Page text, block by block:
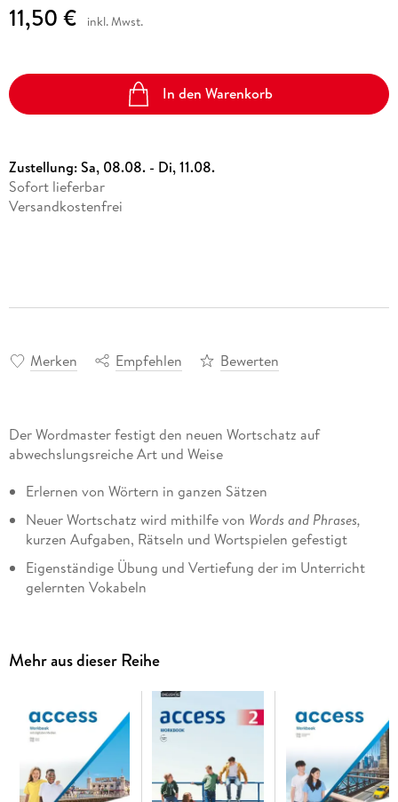
11,50 € inkl. Mwst.
In den Warenkorb
Zustellung:Sa, 08.08. - Di, 11.08.
Sofort lieferbar
Versandkostenfrei
Merken Empfehlen Bewerten
Der Wordmaster festigt den neuen Wortschatz auf
abwechslungsreiche Art und Weise
Erlernen von Wörtern in ganzen Sätzen
Neuer Wortschatz wird mithilfe von Words and Phrases,
kurzen Aufgaben, Rätseln und Wortspielen gefestigt
Eigenständige Übung und Vertiefung der im Unterricht
gelernten Vokabeln
Die Lösungen finden die Schüler/-innen in der Cornelsen
Lernen App: Einfach die kostenlose App herunterladen - im
App Store oder bei Google Play.
Die App öffnen (Log-in mit Ihren Kundendaten oder
kostenlos registrieren) und in der App das hybride
Materialpaket zum Titel auswählen. Seitenzahl eingeben und
Lösung finden.
Mehr aus dieser Reihe